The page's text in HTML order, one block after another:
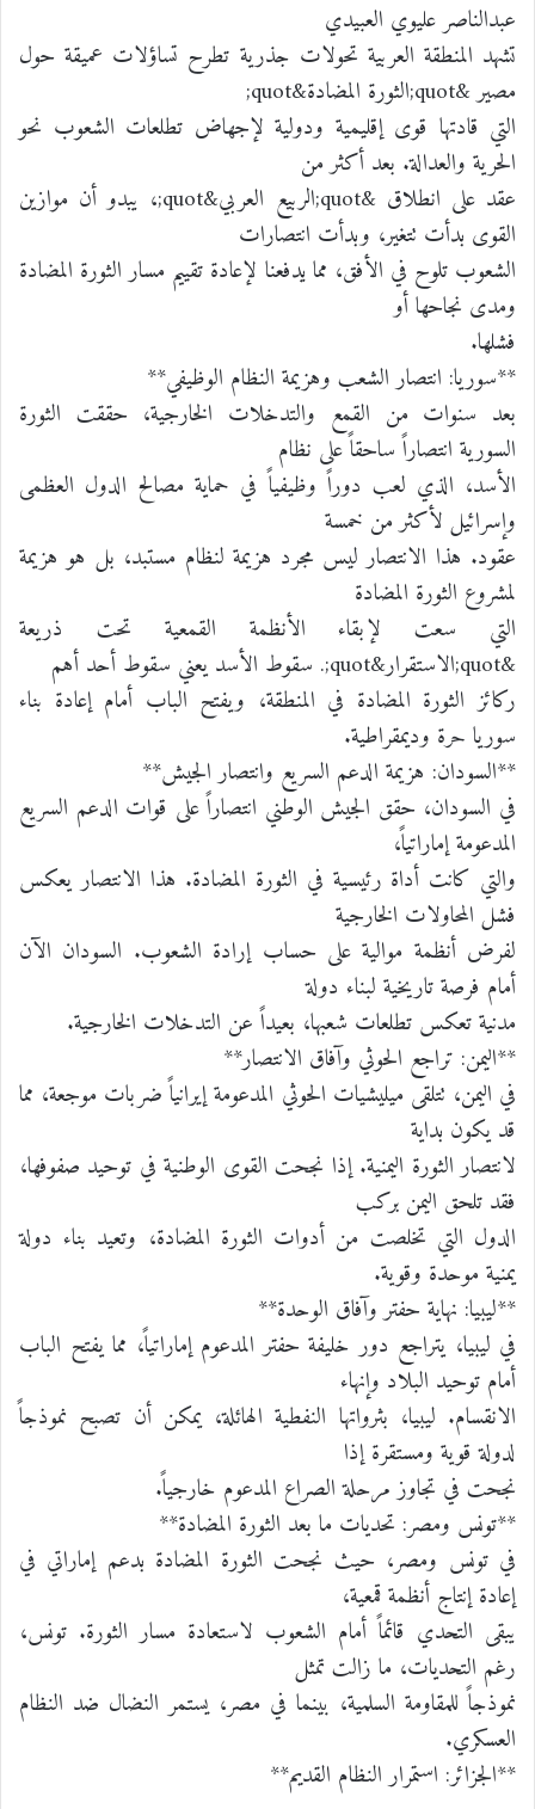
عبدالناصر عليوي العبيدي
تشهد المنطقة العربية تحولات جذرية تطرح تساؤلات عميقة حول
مصير &quot;الثورة المضادة&quot;
التي قادتها قوى إقليمية ودولية لإجهاض تطلعات الشعوب نحو
الحرية والعدالة. بعد أكثر من
عقد على انطلاق &quot;الربيع العربي&quot;، يبدو أن موازين
القوى بدأت تتغير، وبدأت انتصارات
الشعوب تلوح في الأفق، مما يدفعنا لإعادة تقييم مسار الثورة المضادة
ومدى نجاحها أو
فشلها.
**سوريا: انتصار الشعب وهزيمة النظام الوظيفي**
بعد سنوات من القمع والتدخلات الخارجية، حققت الثورة
السورية انتصاراً ساحقاً على نظام
الأسد، الذي لعب دوراً وظيفياً في حماية مصالح الدول العظمى
وإسرائيل لأكثر من خمسة
عقود. هذا الانتصار ليس مجرد هزيمة لنظام مستبد، بل هو هزيمة
لمشروع الثورة المضادة
التي سعت لإبقاء الأنظمة القمعية تحت ذريعة
&quot;الاستقرار&quot;. سقوط الأسد يعني سقوط أحد أهم
ركائز الثورة المضادة في المنطقة، ويفتح الباب أمام إعادة بناء
سوريا حرة وديمقراطية.
**السودان: هزيمة الدعم السريع وانتصار الجيش**
في السودان، حقق الجيش الوطني انتصاراً على قوات الدعم السريع
المدعومة إماراتياً،
والتي كانت أداة رئيسية في الثورة المضادة. هذا الانتصار يعكس
فشل المحاولات الخارجية
لفرض أنظمة موالية على حساب إرادة الشعوب. السودان الآن
أمام فرصة تاريخية لبناء دولة
مدنية تعكس تطلعات شعبها، بعيداً عن التدخلات الخارجية.
**اليمن: تراجع الحوثي وآفاق الانتصار**
في اليمن، تتلقى ميليشيات الحوثي المدعومة إيرانياً ضربات موجعة، مما
قد يكون بداية
لانتصار الثورة اليمنية. إذا نجحت القوى الوطنية في توحيد صفوفها،
فقد تلحق اليمن بركب
الدول التي تخلصت من أدوات الثورة المضادة، وتعيد بناء دولة
يمنية موحدة وقوية.
**ليبيا: نهاية حفتر وآفاق الوحدة**
في ليبيا، يتراجع دور خليفة حفتر المدعوم إماراتياً، مما يفتح الباب
أمام توحيد البلاد وإنهاء
الانقسام. ليبيا، بثرواتها النفطية الهائلة، يمكن أن تصبح نموذجاً
لدولة قوية ومستقرة إذا
نجحت في تجاوز مرحلة الصراع المدعوم خارجياً.
**تونس ومصر: تحديات ما بعد الثورة المضادة**
في تونس ومصر، حيث نجحت الثورة المضادة بدعم إماراتي في
إعادة إنتاج أنظمة قمعية،
يبقى التحدي قائماً أمام الشعوب لاستعادة مسار الثورة. تونس،
رغم التحديات، ما زالت تمثل
نموذجاً للمقاومة السلمية، بينما في مصر، يستمر النضال ضد النظام
العسكري.
**الجزائر: استمرار النظام القديم**